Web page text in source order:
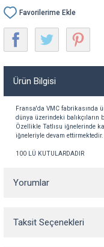
Ürün Bilgisi
Fransa'da VMC fabrikasında
dünya üzerindeki balıkçıların
Özellikle Tatlısu iğnelerinde
iğneleriyle devam ettirmektedir.
100 LÜ KUTULARDADIR
Yorumlar
Taksit Seçenekleri